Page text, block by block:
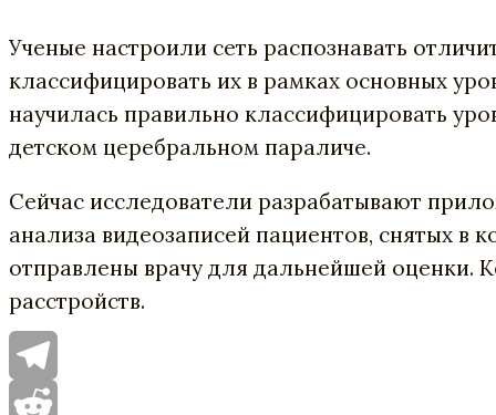
Ученые настроили сеть распознавать
классифицировать их в рамках основных
научилась правильно классифицировать
детском церебральном параличе.
Сейчас исследователи разрабатывают
анализа видеозаписей пациентов, снятых в
отправлены врачу для дальнейшей оценки.
расстройств.
Telegram